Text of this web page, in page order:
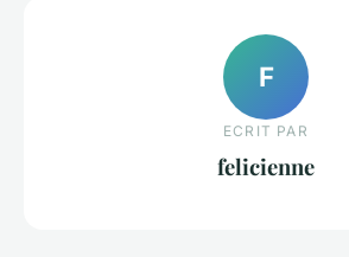
F
ECRIT PAR
felicienne